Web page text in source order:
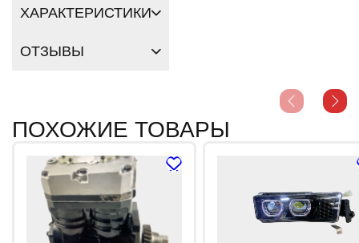
ХАРАКТЕРИСТИКИ
ОТЗЫВЫ
ПОХОЖИЕ ТОВАРЫ